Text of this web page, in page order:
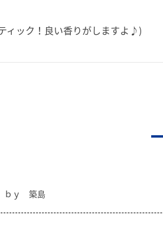
ィック！良い香りがしますよ♪)
ｂｙ 築島